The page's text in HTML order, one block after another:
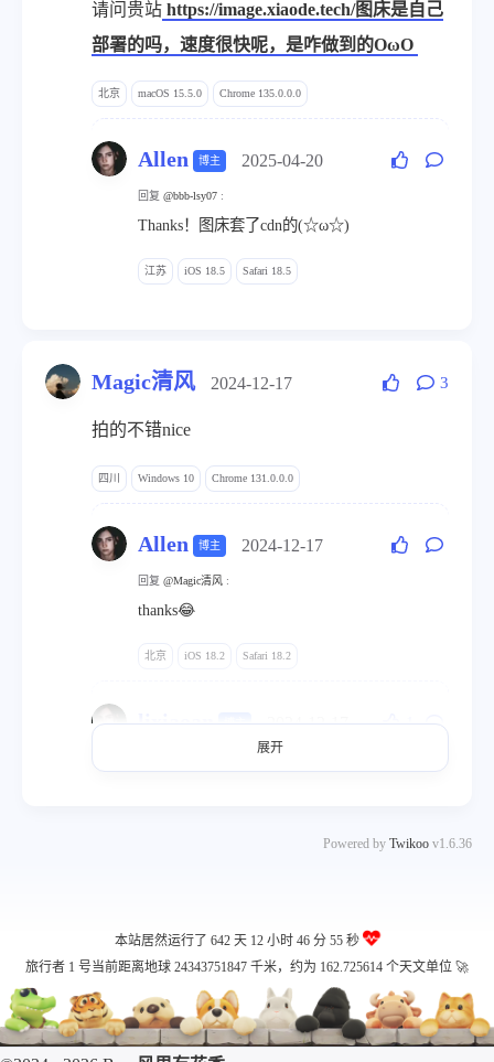
请问贵站 https://image.xiaode.tech/图床是自己
部署的吗，速度很快呢，是咋做到的OωO
北京 macOS 15.5.0 Chrome 135.0.0.0
Allen 博主 2025-04-20
回复 @bbb-lsy07 :
Thanks！图床套了cdn的(☆ω☆)
江苏 iOS 18.5 Safari 18.5
Magic清风 2024-12-17 3
拍的不错nice
四川 Windows 10 Chrome 131.0.0.0
Allen 博主 2024-12-17
回复 @Magic清风 :
thanks😂
北京 iOS 18.2 Safari 18.2
lixiaoan 博主 2024-12-17 1
回复@lixiaoan :
哈哈天气挑的好|´・ω・)ノ
四川 Windows 10 Chrome 131.0.0.0
展开
Powered by Twikoo v1.6.36
本站居然运行了 642 天12 小时 47 分 01 秒
旅行者 1 号当前距离地球 24343751949 千米，约为 162.725615 个天文单位 🚀